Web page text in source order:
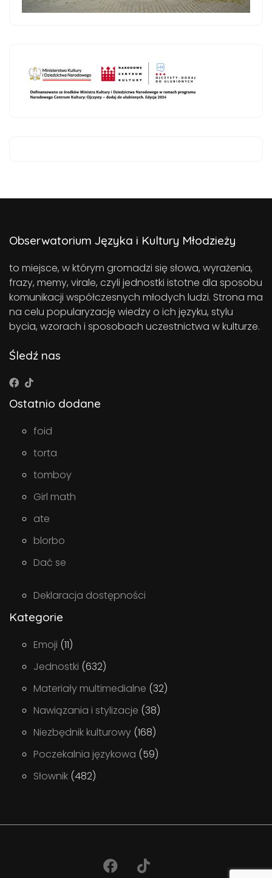
Obserwatorium Języka i Kultury Młodzieży
to miejsce, w którym gromadzi się słowa, wyrażenia,
frazy, memy, virale, czyli jednostki istotne dla sposobu
komunikacji współczesnych młodych ludzi. Strona ma
na celu popularyzację wiedzy o ich języku, stylu
bycia, wzorach i sposobach uczestnictwa w kulturze.
Śledź nas
Ostatnio dodane
foid
torta
tomboy
Girl math
ate
blorbo
Dać se
Deklaracja dostępności
Kategorie
Emoji (11)
Jednostki (632)
Materiały multimedialne (32)
Nawiązania i stylizacje (38)
Niezbędnik kulturowy (168)
Poczekalnia językowa (59)
Słownik (482)